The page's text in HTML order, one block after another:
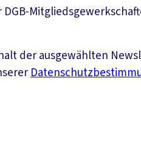
der ausgewählten